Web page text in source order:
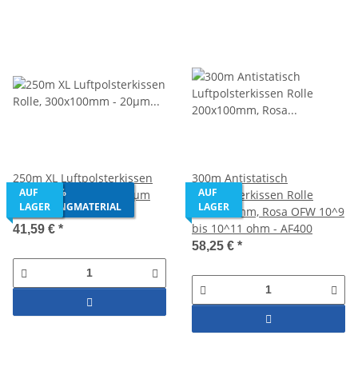
AUS 100%
RECYCLINGMATERIAL
AUF
LAGER
250m XL Luftpolsterkissen
Rolle, 300x100mm - 20µm
HDPE - AF400
41,59 € *
AUF
LAGER
300m Antistatisch
Luftpolsterkissen Rolle
200x100mm, Rosa OFW 10^9
bis 10^11 ohm - AF400
58,25 € *